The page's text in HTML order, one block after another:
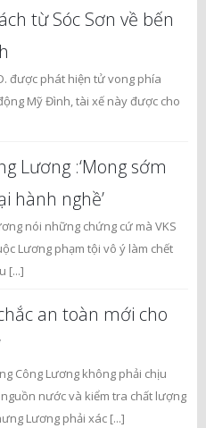
từ Sóc Sơn về bến
được phát hiện tử vong phía
Mỹ Đình, tài xế này được cho
Lương :‘Mong sớm
hành nghề’
nói những chứng cứ mà VKS
Lương phạm tội vô ý làm chết
[...]
an toàn mới cho
Công Lương không phải chịu
nước và kiểm tra chất lượng
Lương phải xác [...]